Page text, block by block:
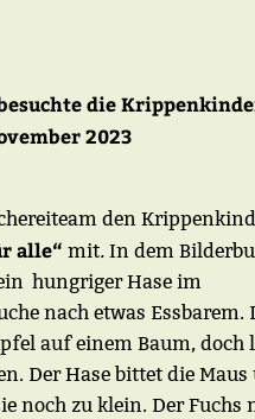
die
2023
den
alle“ mit. In dem
hungriger Hase im
nach etwas Essbarem.
auf einem Baum, doch
Der Hase bittet die
noch zu klein. Der Fuchs